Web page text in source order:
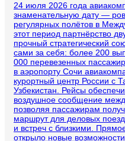
24 июля 2026 года
знаменательную дату —
регулярных полётов в
этот период партнёрство
прочный стратегический
сами за себя: более 200
000 перевезенных
в аэропорту Сочи
курортный центр России с
Узбекистан. Рейсы
воздушное сообщение
позволяя пассажирам
маршрут для деловых
и встреч с близкими.
открыло новые возможности